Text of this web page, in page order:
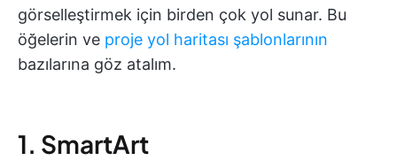
görselleştirmek için birden çok yol sunar. Bu
öğelerin ve proje yol haritası şablonlarının
bazılarına göz atalım.
1. SmartArt